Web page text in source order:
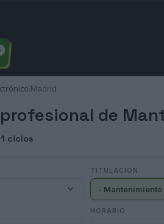
›Madrid
de
ciclos
TITULACIÓN
HORARIO